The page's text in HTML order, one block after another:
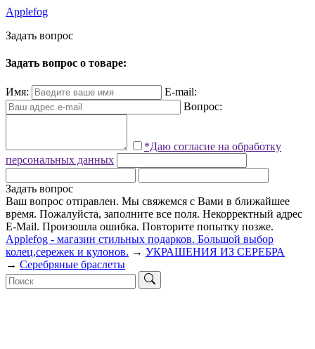
Applefog
Задать вопрос
Задать вопрос о товаре:
Имя:
E-mail:
Вопрос:
*Даю согласие на обработку
персональных данных
Задать вопрос
Ваш вопрос отправлен. Мы свяжемся с Вами в ближайшее
время. Пожалуйста, заполните все поля. Некорректный адрес
E-Mail. Произошла ошибка. Повторите попытку позже.
Applefog - магазин стильных подарков. Большой выбор
колец,сережек и кулонов. → УКРАШЕНИЯ ИЗ СЕРЕБРА
→ Серебряные браслеты